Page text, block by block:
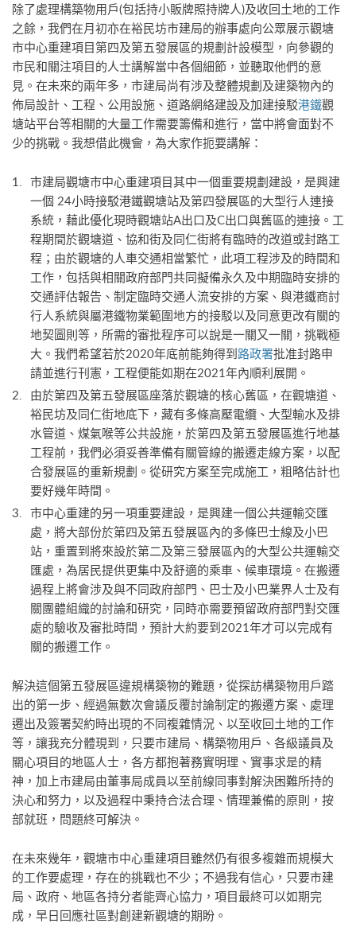
除了處理構築物用戶(包括持小販牌照持牌人)及收回土地的工作
之餘，我們在月初亦在裕民坊市建局的辦事處向公眾展示觀塘
市中心重建項目第四及第五發展區的規劃計設模型，向參觀的
市民和關注項目的人士講解當中各個細節，並聽取他們的意
見。在未來的兩年多，市建局尚有涉及整體規劃及建築物內的
佈局設計、工程、公用設施、道路網絡建設及加建接駁港鐵觀
塘站平台等相關的大量工作需要籌備和進行，當中將會面對不
少的挑戰。我想借此機會，為大家作扼要講解：
市建局觀塘市中心重建項目其中一個重要規劃建設，是興建
一個 24小時接駁港鐵觀塘站及第四發展區的大型行人連接
系統，藉此優化現時觀塘站A出口及C出口與舊區的連接。工
程期間於觀塘道、協和街及同仁街將有臨時的改道或封路工
程；由於觀塘的人車交通相當繁忙，此項工程涉及的時間和
工作，包括與相關政府部門共同擬備永久及中期臨時安排的
交通評估報告、制定臨時交通人流安排的方案、與港鐵商討
行人系統與屬港鐵物業範圍地方的接駁以及同意更改有關的
地契圖則等，所需的審批程序可以說是一關又一關，挑戰極
大。我們希望若於2020年底前能夠得到路政署批准封路申
請並進行刊憲，工程便能如期在2021年內順利展開。
由於第四及第五發展區座落於觀塘的核心舊區，在觀塘道、
裕民坊及同仁街地底下，藏有多條高壓電纜、大型輸水及排
水管道、煤氣喉等公共設施，於第四及第五發展區進行地基
工程前，我們必須妥善準備有關管線的搬遷走線方案，以配
合發展區的重新規劃。從研究方案至完成施工，粗略估計也
要好幾年時間。
市中心重建的另一項重要建設，是興建一個公共運輸交匯
處，將大部份於第四及第五發展區內的多條巴士線及小巴
站，重置到將來設於第二及第三發展區內的大型公共運輸交
匯處，為居民提供更集中及舒適的乘車、候車環境。在搬遷
過程上將會涉及與不同政府部門、巴士及小巴業界人士及有
關團體組織的討論和研究，同時亦需要預留政府部門對交匯
處的驗收及審批時間，預計大約要到2021年才可以完成有
關的搬遷工作。
解決這個第五發展區違規構築物的難題，從探訪構築物用戶踏
出的第一步、經過無數次會議反覆討論制定的搬遷方案、處理
遷出及簽署契約時出現的不同複雜情況、以至收回土地的工作
等，讓我充分體現到，只要市建局、構築物用戶、各級議員及
關心項目的地區人士，各方都抱著務實明理、實事求是的精
神，加上市建局由董事局成員以至前線同事對解決困難所持的
決心和努力，以及過程中秉持合法合理、情理兼備的原則，按
部就班，問題終可解決。
在未來幾年，觀塘市中心重建項目雖然仍有很多複雜而規模大
的工作要處理，存在的挑戰也不少；不過我有信心，只要市建
局、政府、地區各持分者能齊心協力，項目最終可以如期完
成，早日回應社區對創建新觀塘的期盼。